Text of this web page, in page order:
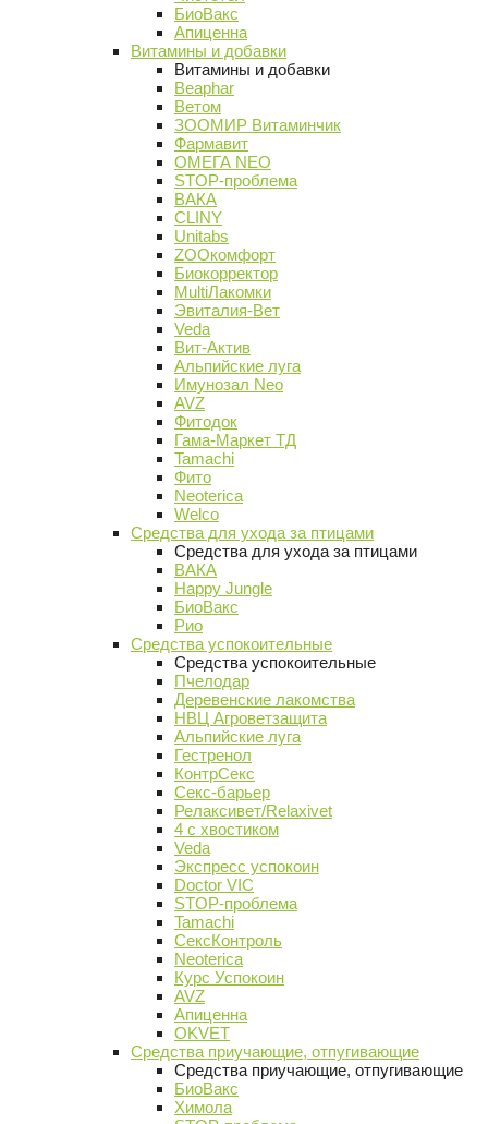
БиоВакс
Апиценна
Витамины и добавки
Витамины и добавки
Beaphar
Ветом
ЗООМИР Витаминчик
Фармавит
ОМЕГА NEO
STOP-проблема
ВАКА
CLINY
Unitabs
ZOOкомфорт
Биокорректор
MultiЛакомки
Эвиталия-Вет
Veda
Вит-Актив
Альпийские луга
Имунозал Neo
AVZ
Фитодок
Гама-Маркет ТД
Tamachi
Фито
Neoterica
Welco
Средства для ухода за птицами
Средства для ухода за птицами
ВАКА
Happy Jungle
БиоВакс
Рио
Средства успокоительные
Средства успокоительные
Пчелодар
Деревенские лакомства
НВЦ Агроветзащита
Альпийские луга
Гестренол
КонтрСекс
Секс-барьер
Релаксивет/Relaxivet
4 с хвостиком
Veda
Экспресс успокоин
Doctor VIC
STOP-проблема
Tamachi
СексКонтроль
Neoterica
Курс Успокоин
AVZ
Апиценна
OKVET
Средства приучающие, отпугивающие
Средства приучающие, отпугивающие
БиоВакс
Химола